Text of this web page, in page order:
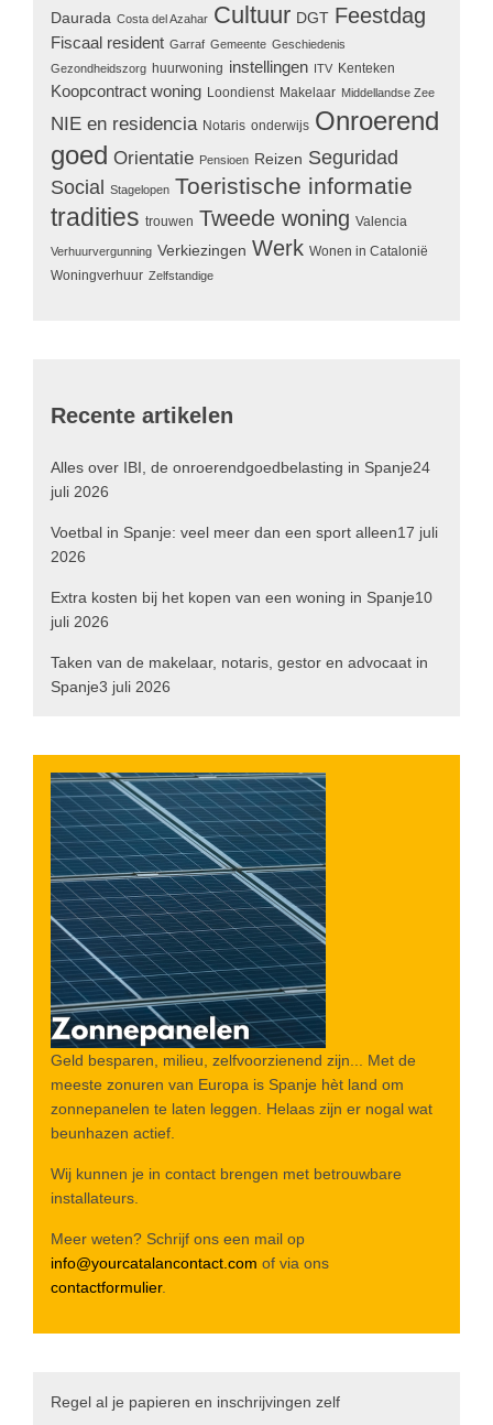
Daurada Costa del Azahar Cultuur DGT Feestdag
Fiscaal resident Garraf Gemeente Geschiedenis
Gezondheidszorg huurwoning instellingen ITV Kenteken
Koopcontract woning Loondienst Makelaar Middellandse Zee
NIE en residencia Notaris onderwijs Onroerend
goed Orientatie Pensioen Reizen Seguridad
Social
Stagelopen Toeristische informatie
tradities trouwen Tweede woning Valencia
Verhuurvergunning Verkiezingen Werk Wonen in Catalonië
Woningverhuur Zelfstandige
Recente artikelen
Alles over IBI, de onroerendgoedbelasting in Spanje24
juli 2026
Voetbal in Spanje: veel meer dan een sport alleen17 juli
2026
Extra kosten bij het kopen van een woning in Spanje10
juli 2026
Taken van de makelaar, notaris, gestor en advocaat in
Spanje3 juli 2026
Geld besparen, milieu, zelfvoorzienend zijn... Met de
meeste zonuren van Europa is Spanje hèt land om
zonnepanelen te laten leggen. Helaas zijn er nogal wat
beunhazen actief.
Wij kunnen je in contact brengen met betrouwbare
installateurs.
Meer weten? Schrijf ons een mail op
info@yourcatalancontact.com of via ons
contactformulier.
Regel al je papieren en inschrijvingen zelf